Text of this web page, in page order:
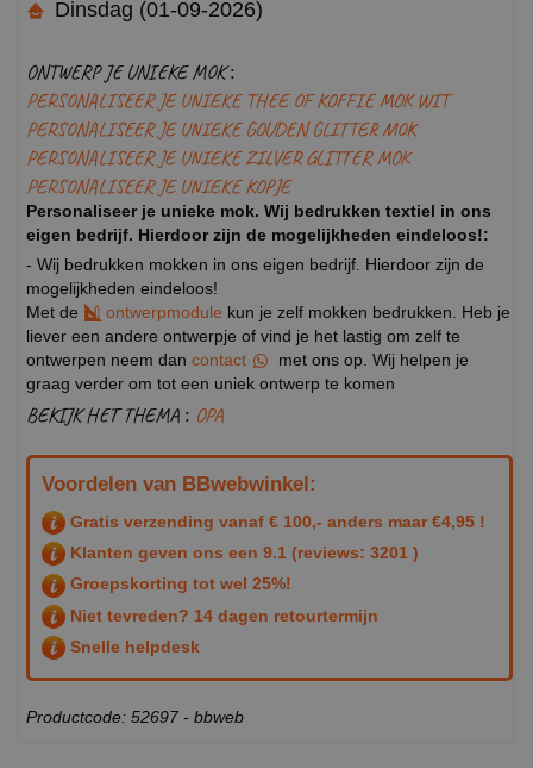
Dinsdag (01-09-2026)
ONTWERP JE UNIEKE MOK :
PERSONALISEER JE UNIEKE THEE OF KOFFIE MOK WIT
PERSONALISEER JE UNIEKE GOUDEN GLITTER MOK
PERSONALISEER JE UNIEKE ZILVER GLITTER MOK
PERSONALISEER JE UNIEKE KOPJE
Personaliseer je unieke mok. Wij bedrukken textiel in ons
eigen bedrijf. Hierdoor zijn de mogelijkheden eindeloos!:
- Wij bedrukken mokken in ons eigen bedrijf. Hierdoor zijn de
mogelijkheden eindeloos!
Met de
ontwerpmodule kun je zelf mokken bedrukken. Heb je
liever een andere ontwerpje of vind je het lastig om zelf te
ontwerpen neem dan contact
met ons op. Wij helpen je
graag verder om tot een uniek ontwerp te komen
BEKIJK HET THEMA : OPA
Voordelen van BBwebwinkel:
Gratis verzending vanaf € 100,- anders maar €4,95 !
Klanten geven ons een 9.1 (reviews: 3201 )
Groepskorting tot wel 25%!
Niet tevreden? 14 dagen retourtermijn
Snelle helpdesk
Productcode: 52697 - bbweb